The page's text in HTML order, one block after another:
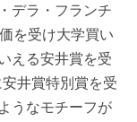
デラ・フランチ
を受け大学買い
える安井賞を受
井賞特別賞を受
うなモチーフが